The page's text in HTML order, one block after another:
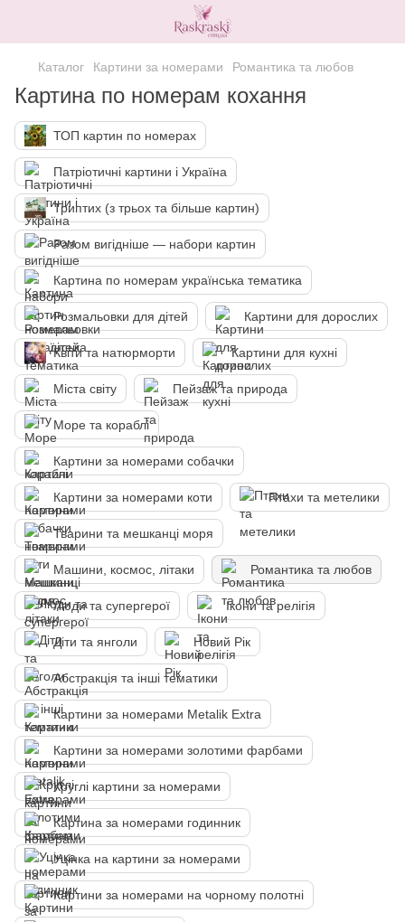
Каталог Картини за номерами Романтика та любов
Картина по номерам кохання
ТОП картин по номерах
Патріотичні картини і Україна
Триптих (з трьох та більше картин)
Разом вигідніше — набори картин
Картина по номерам українська тематика
Розмальовки для дітей Картини для дорослих
Квіти та натюрморти Картини для кухні
Міста світу Пейзаж та природа
Море та кораблі
Картини за номерами собачки
Картини за номерами коти Птахи та метелики
Тварини та мешканці моря
Машини, космос, літаки Романтика та любов
Люди та супергерої Ікони та релігія
Діти та янголи Новий Рік
Абстракція та інші тематики
Картини за номерами Metalik Extra
Картини за номерами золотими фарбами
Круглі картини за номерами
Картина за номерами годинник
Уцінка на картини за номерами
Картини за номерами на чорному полотні